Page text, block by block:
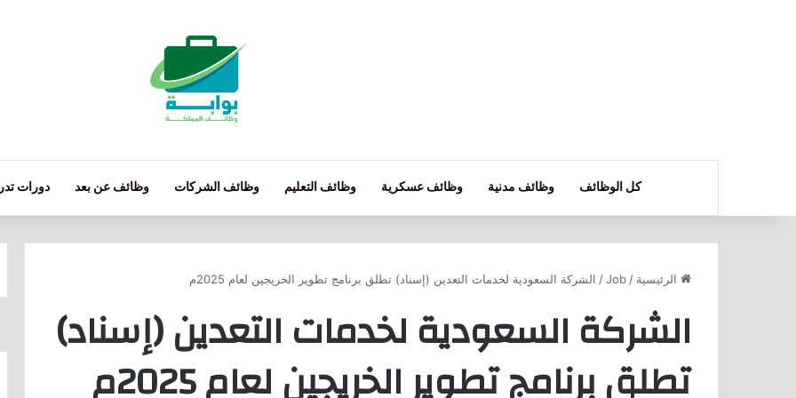
كل الوظائف وظائف مدنية وظائف عسكرية وظائف التعليم وظائف الشركات وظائف عن بعد دورات
الرئيسية /
Job
/ الشركة السعودية لخدمات التعدين (إسناد) تطلق برنامج تطوير الخريجين لعام 2025م
الشركة السعودية لخدمات التعدين (إسناد)
تطلق برنامج تطوير الخريجين لعام 2025م